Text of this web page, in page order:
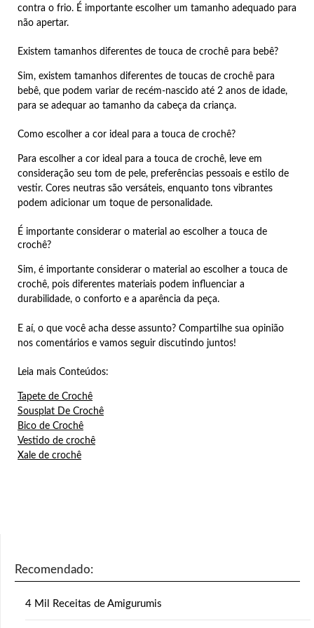
contra o frio. É importante escolher um tamanho adequado para
não apertar.
Existem tamanhos diferentes de touca de crochê para bebê?
Sim, existem tamanhos diferentes de toucas de crochê para
bebê, que podem variar de recém-nascido até 2 anos de idade,
para se adequar ao tamanho da cabeça da criança.
Como escolher a cor ideal para a touca de crochê?
Para escolher a cor ideal para a touca de crochê, leve em
consideração seu tom de pele, preferências pessoais e estilo de
vestir. Cores neutras são versáteis, enquanto tons vibrantes
podem adicionar um toque de personalidade.
É importante considerar o material ao escolher a touca de
crochê?
Sim, é importante considerar o material ao escolher a touca de
crochê, pois diferentes materiais podem influenciar a
durabilidade, o conforto e a aparência da peça.
E aí, o que você acha desse assunto? Compartilhe sua opinião
nos comentários e vamos seguir discutindo juntos!
Leia mais Conteúdos:
Tapete de Crochê
Sousplat De Crochê
Bico de Crochê
Vestido de crochê
Xale de crochê
Recomendado:
4 Mil Receitas de Amigurumis